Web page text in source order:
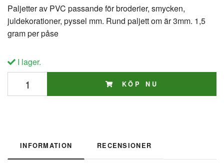
Paljetter av PVC passande för broderier, smycken,
juldekorationer, pyssel mm. Rund paljett om är 3mm. 1,5
gram per påse
I lager.
KÖP NU
INFORMATION RECENSIONER